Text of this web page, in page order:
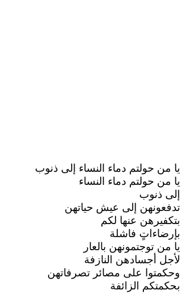
يا من حولتم دماء النساء إلى ذنوب
يا من حولتم دماء النساء
إلى ذنوب
تدفعونهن إلى عيش حياتهن
بتكفيرهن عنها لكم
بإرضاءاتٍ فاشلة
يا من توجتمونهن بالعار
لأجل أجسادهن النازفة
وحكمتوا على مصائر تصرفاتهن
بحكمتكم الزائفة